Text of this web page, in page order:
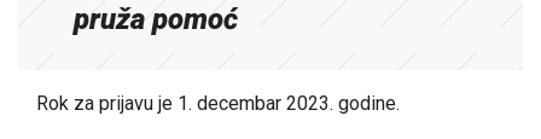
pruža pomoć
Rok za prijavu je 1. decembar 2023. godine.